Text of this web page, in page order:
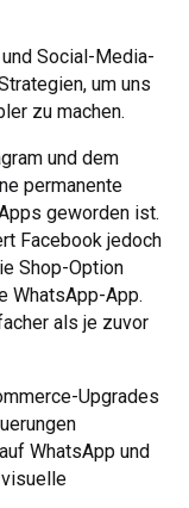
Social-Media-
um uns
zu machen.
und dem
permanente
geworden ist.
Facebook jedoch
Shop-Option
WhatsApp-App.
als je zuvor
Upgrades
WhatsApp und
visuelle